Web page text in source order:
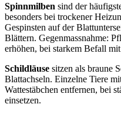
Spinnmilben sind der
besonders bei trockener
Gespinsten auf der
Blättern. Gegenmassnahme:
erhöhen, bei starkem Befall
Schildläuse sitzen als braune
Blattachseln. Einzelne Tiere
Wattestäbchen entfernen, bei
einsetzen.